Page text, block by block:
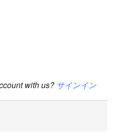
with us? サインイン